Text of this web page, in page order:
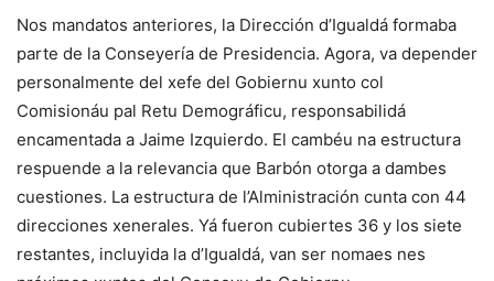
Nos mandatos anteriores, la Dirección d’Igualdá formaba
parte de la Conseyería de Presidencia. Agora, va depender
personalmente del xefe del Gobiernu xunto col
Comisionáu pal Retu Demográficu, responsabilidá
encamentada a Jaime Izquierdo. El cambéu na estructura
respuende a la relevancia que Barbón otorga a dambes
cuestiones. La estructura de l’Alministración cunta con 44
direcciones xenerales. Yá fueron cubiertes 36 y los siete
restantes, incluyida la d’Igualdá, van ser nomaes nes